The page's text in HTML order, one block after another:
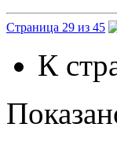
Страница 29 из 45
К